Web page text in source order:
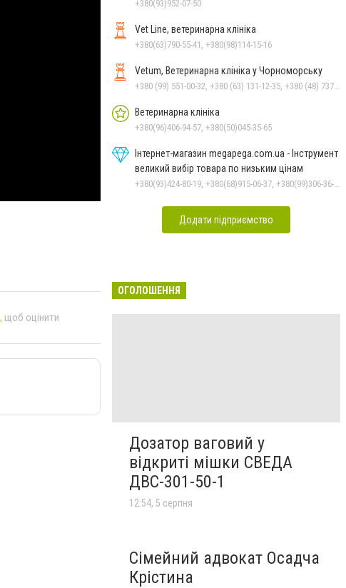
, щоб оцінити
+380(93)952-07-50
Vet Line, ветеринарна клініка
+380(63)790-55-41, +380(98)114-15-16
Vetum, Ветеринарна клініка у Чорноморську
Ветеринарна клініка
+380(96)406-94-57, +380(50)045-35-65
Інтернет-магазин megapega.com.ua - Інструмент
великий вибір товара по низьким цінам
Додати підприємство
ОГОЛОШЕННЯ
Дозатор ваговий у
відкриті мішки СВЕДА
ДВС-301-50-1
12:54, 5 серпня
Сімейний адвокат Осадча
Крістина